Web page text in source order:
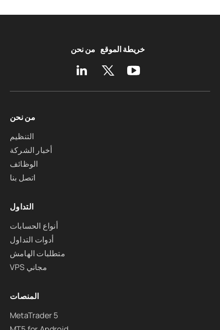
من نحن خريطة الموقع
من نحن
التنظيم
أخبار الشركة
الوظائف
اتصل بنا
التداول
أنواع الحسابات
أدوات التداول
متطلبات الهامش
VPS مجاني
المنصات
MetaTrader 5